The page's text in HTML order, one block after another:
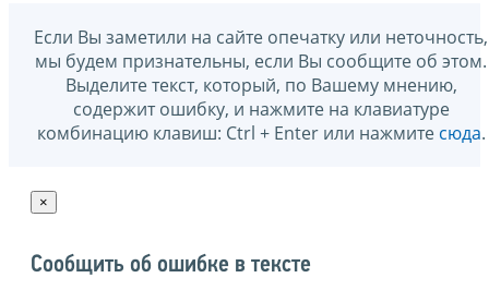
Если Вы заметили на сайте опечатку или неточность,
мы будем признательны, если Вы сообщите об этом.
Выделите текст, который, по Вашему мнению,
содержит ошибку, и нажмите на клавиатуре
комбинацию клавиш: Ctrl + Enter или нажмите сюда.
×
Сообщить об ошибке в тексте